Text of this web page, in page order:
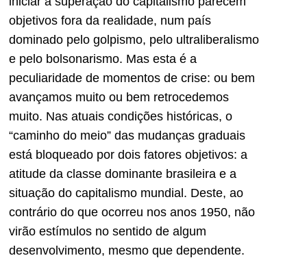
objetivos fora da realidade, num país
dominado pelo golpismo, pelo ultraliberalismo
e pelo bolsonarismo. Mas esta é a
peculiaridade de momentos de crise: ou bem
avançamos muito ou bem retrocedemos
muito. Nas atuais condições históricas, o
“caminho do meio” das mudanças graduais
está bloqueado por dois fatores objetivos: a
atitude da classe dominante brasileira e a
situação do capitalismo mundial. Deste, ao
contrário do que ocorreu nos anos 1950, não
virão estímulos no sentido de algum
desenvolvimento, mesmo que dependente.